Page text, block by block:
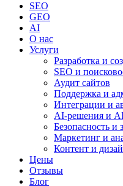
SEO
GEO
AI
О нас
Услуги
Разработка и
SEO и
Аудит сайтов
Поддержка и
Интеграции и
AI-решения и
Безопасность и
Маркетинг и
Контент и
Цены
Отзывы
Блог